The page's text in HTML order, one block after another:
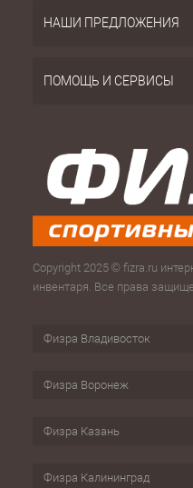
НАШИ ПРЕДЛОЖЕНИЯ
ПОМОЩЬ И СЕРВИСЫ
Copyright 2025 © fizra.ru
инвентаря. Все права
Физра Владивосток
Физра Воронеж
Физра Казань
Физра Калининград